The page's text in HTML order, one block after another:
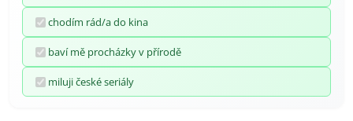
chodím rád/a do kina
baví mě procházky v přírodě
miluji české seriály